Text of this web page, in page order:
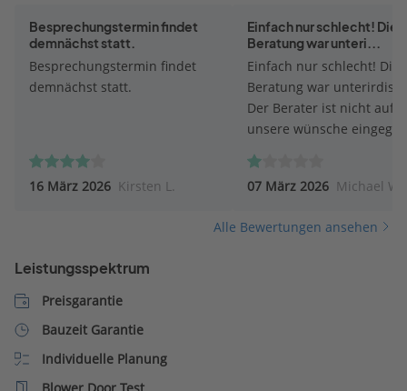
Besprechungstermin findet
demnächst statt.
Besprechungstermin findet
demnächst statt.
16 März 2026 Kirsten L.
Einfach nur schlecht! Die
Beratung war unteri...
Einfach nur schlecht! Die
Beratung war
Der Berater ist nicht auf
unsere wünsche
07 März 2026 Michael W.
Alle Bewertungen ansehen
Leistungsspektrum
Preisgarantie
Bauzeit Garantie
Individuelle Planung